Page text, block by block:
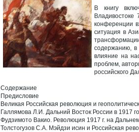
В книгу
конференции
ситуация в
содержанию, в
влияние на
проблем,
российского
Содержание
Предисловие
Великая Российская революция и
Галлямова Л.И. Дальний Восток России в 1917
Фудзимото Вакио. Революция 1917 г. на
Толстогузов С.А. Мэйдзи исин и Российская